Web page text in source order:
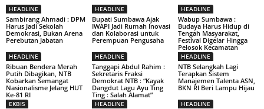
HEADLINE
Sambirang Ahmadi : DPM
Harus Jadi Sekolah
Demokrasi, Bukan Arena
Perebutan Jabatan
HEADLINE
Bupati Sumbawa Ajak
IWAPI Jadi Rumah Inovasi
dan Kolaborasi untuk
Perempuan Pengusaha
HEADLINE
Wabup Sumbawa :
Budaya Harus Hidup di
Tengah Masyarakat,
Festival Digelar Hingga
Pelosok Kecamatan
HEADLINE
Ribuan Bendera Merah
Putih Dibagikan, NTB
Kobarkan Semangat
Nasionalisme Jelang HUT
Ke-81 RI
HEADLINE
Tanggapi Abdul Rahim :
Sekretaris Fraksi
Demokrat NTB : “Kayak
Dangdut Lagu Ayu Ting
Ting : Salah Alamat”
HEADLINE
NTB Selangkah Lagi
Terapkan Sistem
Manajemen Talenta ASN,
BKN RI Beri Lampu Hijau
EKBIS HEADLINE HEADLINE